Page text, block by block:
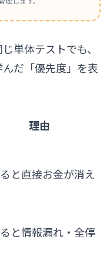
単体テストでも、
だ「優先度」を表
理由
と直接お金が消え
と情報漏れ・全停